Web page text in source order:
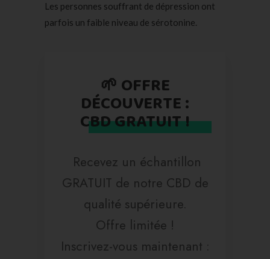
Les personnes souffrant de dépression ont
parfois un faible niveau de sérotonine.
🌱 OFFRE
DÉCOUVERTE :
CBD GRATUIT !
Recevez un échantillon
GRATUIT de notre CBD de
qualité supérieure.
Offre limitée !
Inscrivez-vous maintenant :